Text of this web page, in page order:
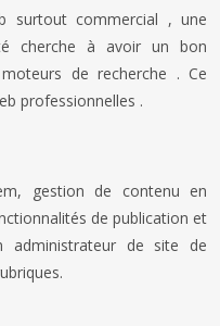
surtout commercial , une
cherche à avoir un bon
de recherche . Ce
professionnelles .
gestion de contenu en
de publication et
administrateur de site de